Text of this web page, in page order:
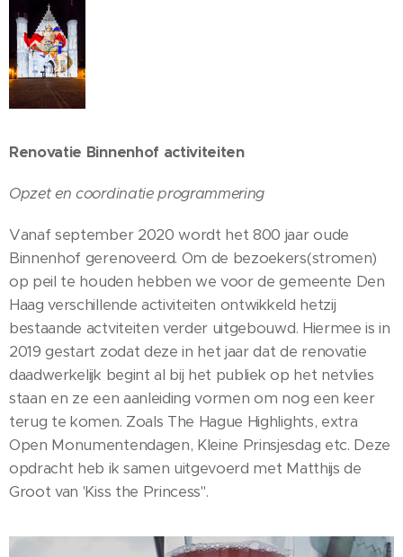
Renovatie Binnenhof activiteiten
Opzet en coordinatie programmering
Vanaf september 2020 wordt het 800 jaar oude
Binnenhof gerenoveerd. Om de bezoekers(stromen)
op peil te houden hebben we voor de gemeente Den
Haag verschillende activiteiten ontwikkeld hetzij
bestaande actviteiten verder uitgebouwd. Hiermee is in
2019 gestart zodat deze in het jaar dat de renovatie
daadwerkelijk begint al bij het publiek op het netvlies
staan en ze een aanleiding vormen om nog een keer
terug te komen. Zoals The Hague Highlights, extra
Open Monumentendagen, Kleine Prinsjesdag etc. Deze
opdracht heb ik samen uitgevoerd met Matthijs de
Groot van 'Kiss the Princess".